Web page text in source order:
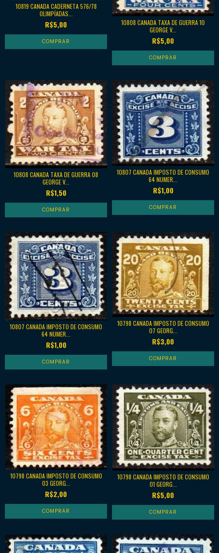
10819 CANADA CADERNETA 576/78
OLIMPÍADAS...
R$5,00
10808 CANADA TAXA DE GUERRA 10
GEORGE V...
R$5,00
10808 CANADA TAXA DE GUERRA 08
GEORGE V...
R$1,50
10807 CANADA IMPOSTO DE CONSUMO
64 NUMER...
R$1,00
10807 CANADA IMPOSTO DE CONSUMO
64 NUMER...
R$1,00
10798 CANADA IMPOSTO DE CONSUMO
07 GEORG...
R$3,00
10798 CANADA IMPOSTO DE CONSUMO
03 GEORG...
R$2,00
10798 CANADA IMPOSTO DE CONSUMO
01 GEORG...
R$5,00